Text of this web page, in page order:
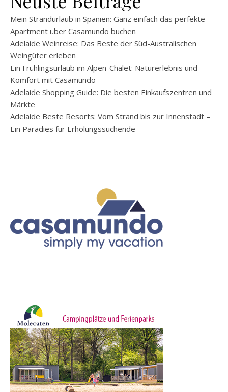
Mein Strandurlaub in Spanien: Ganz einfach das perfekte
Apartment über Casamundo buchen
Adelaide Weinreise: Das Beste der Süd-Australischen
Weingüter erleben
Ein Frühlingsurlaub im Alpen-Chalet: Naturerlebnis und
Komfort mit Casamundo
Adelaide Shopping Guide: Die besten Einkaufszentren und
Märkte
Adelaide Beste Resorts: Vom Strand bis zur Innenstadt –
Ein Paradies für Erholungssuchende